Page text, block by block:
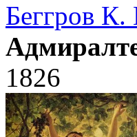
Беггров К.
1826